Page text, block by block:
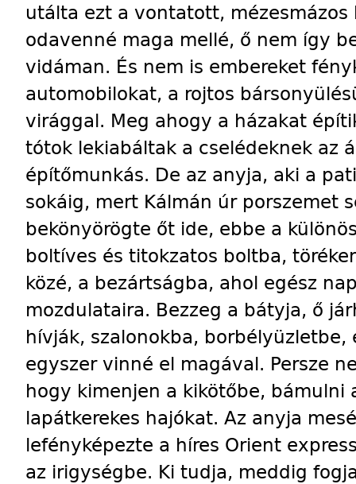
utálta ezt a vontatott,
odavenné maga mellé, ő nem így
vidáman. És nem is embereket
automobilokat, a rojtos
virággal. Meg ahogy a házakat
tótok lekiabáltak a cselédeknek az
építőmunkás. De az anyja, aki a
sokáig, mert Kálmán úr porszemet
bekönyörögte őt ide, ebbe a
boltíves és titokzatos boltba,
közé, a bezártságba, ahol egész
mozdulataira. Bezzeg a bátyja, ő
hívják, szalonokba, borbélyüzletbe,
egyszer vinné el magával. Persze
hogy kimenjen a kikötőbe, bámulni
lapátkerekes hajókat. Az anyja
lefényképezte a híres Orient
az irigységbe. Ki tudja, meddig